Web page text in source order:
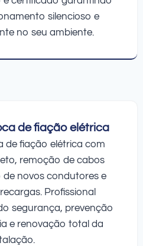
silencioso e
no seu ambiente.
de fiação elétrica
de fiação elétrica com
remoção de cabos
novos condutores e
Profissional
segurança, prevenção
e renovação total da